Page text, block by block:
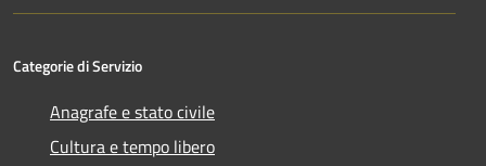
Categorie di Servizio
Anagrafe e stato civile
Cultura e tempo libero